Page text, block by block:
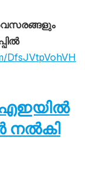
DfsJVtpVohVH
നൽകി